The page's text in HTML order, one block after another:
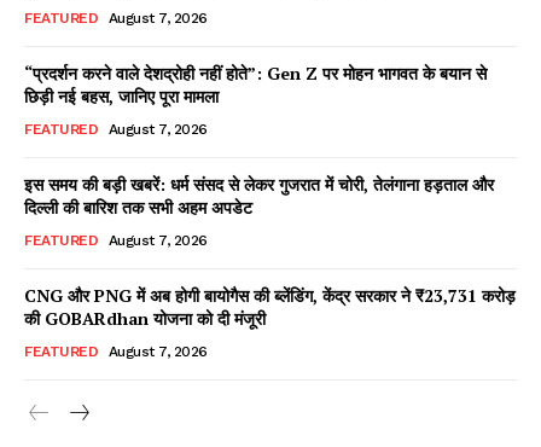
Facebook
X WhatsApp
Share
Read Latest News on AIN
NEWS 1 App
FEATURED August 7, 2026
“प्रदर्शन करने वाले देशद्रोही नहीं होते”: Gen Z पर मोहन भागवत के बयान से
छिड़ी नई बहस, जानिए पूरा मामला
FEATURED August 7, 2026
इस समय की बड़ी खबरें: धर्म संसद से लेकर गुजरात में चोरी, तेलंगाना हड़ताल और
दिल्ली की बारिश तक सभी अहम अपडेट
FEATURED August 7, 2026
CNG और PNG में अब होगी बायोगैस की ब्लेंडिंग, केंद्र सरकार ने ₹23,731 करोड़
की GOBARdhan योजना को दी मंजूरी
FEATURED August 7, 2026